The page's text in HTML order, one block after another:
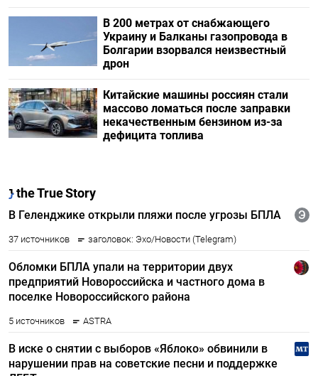
В 200 метрах от снабжающего
Украину и Балканы газопровода в
Болгарии взорвался неизвестный
дрон
Китайские машины россиян стали
массово ломаться после заправки
некачественным бензином из-за
дефицита топлива